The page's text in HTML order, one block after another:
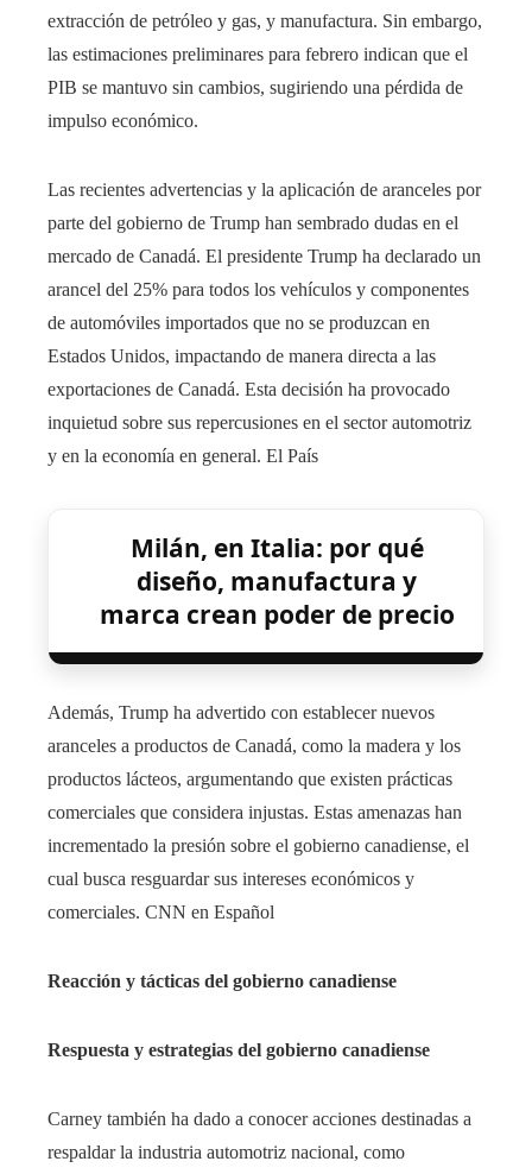
extracción de petróleo y gas, y manufactura. Sin embargo,
las estimaciones preliminares para febrero indican que el
PIB se mantuvo sin cambios, sugiriendo una pérdida de
impulso económico. ​
Las recientes advertencias y la aplicación de aranceles por
parte del gobierno de Trump han sembrado dudas en el
mercado de Canadá. El presidente Trump ha declarado un
arancel del 25% para todos los vehículos y componentes
de automóviles importados que no se produzcan en
Estados Unidos, impactando de manera directa a las
exportaciones de Canadá. Esta decisión ha provocado
inquietud sobre sus repercusiones en el sector automotriz
y en la economía en general. ​El País
Milán, en Italia: por qué
diseño, manufactura y
marca crean poder de precio
Además, Trump ha advertido con establecer nuevos
aranceles a productos de Canadá, como la madera y los
productos lácteos, argumentando que existen prácticas
comerciales que considera injustas. Estas amenazas han
incrementado la presión sobre el gobierno canadiense, el
cual busca resguardar sus intereses económicos y
comerciales. ​CNN en Español
Reacción y tácticas del gobierno canadiense
Respuesta y estrategias del gobierno canadiense
Carney también ha dado a conocer acciones destinadas a
respaldar la industria automotriz nacional, como